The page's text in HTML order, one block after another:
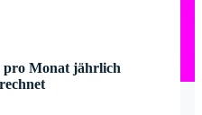
pro Monat jährlich